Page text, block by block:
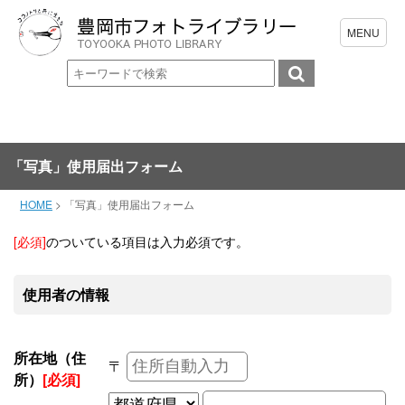
「写真」使用届出フォーム
HOME > 「写真」使用届出フォーム
[必須]のついている項目は入力必須です。
使用者の情報
所在地（住
所） [必須]
〒